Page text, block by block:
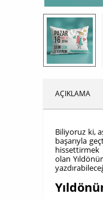
AÇIKLAMA
Biliyoruz ki,
başarıyla
hissettirmek
olan